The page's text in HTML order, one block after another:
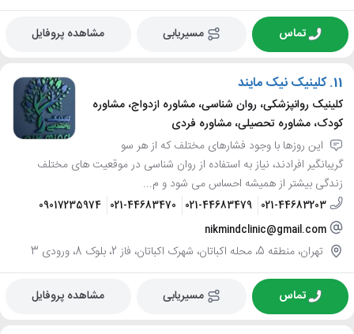
تماس مسیریابی مشاهده پروفایل
11. کلینیک نیک مایند
کلینیک روانپزشکی، روان شناسی، مشاوره ازدواج، مشاوره
کودک، مشاوره تحصیلی، مشاوره فردی
این روزها با وجود فشارهای مختلف که از هر سو
گریبانگیر افرادند، نیاز به استفاده از روان شناسی در موقعیت های مختلف
زندگی بیشتر از همیشه احساس می شود و م...
021-44683203
021-44683479
021-44683470
09017235974
nikmindclinic@gmail.com
تهران، منطقه 5، محله اکباتان، شهرک اکباتان، فاز 2، بلوک 8، ورودی 3
تماس مسیریابی مشاهده پروفایل